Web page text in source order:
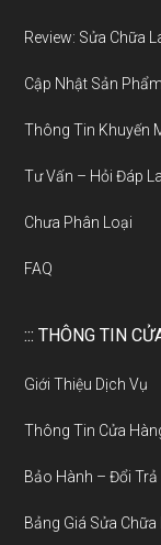
Review: Sửa Chữa
Cập Nhật Sản Phẩm
Thông Tin Khuyến
Tư Vấn – Hỏi Đáp
Chưa Phân Loại
FAQ
::: THÔNG TIN
Giới Thiệu Dịch Vụ
Thông Tin Cửa
Bảo Hành – Đổi Trả
Bảng Giá Sửa